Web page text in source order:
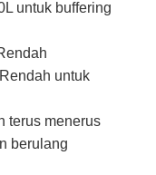
untuk buffering
untuk
terus menerus
berulang